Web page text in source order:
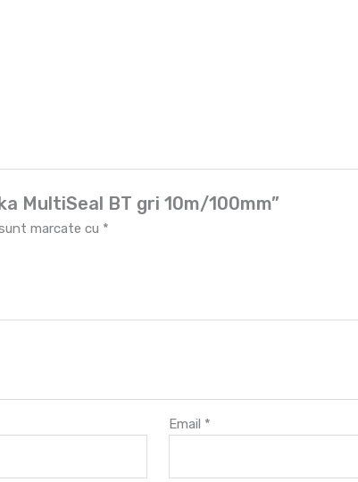
MultiSeal BT gri 10m/100mm”
marcate cu *
Email *